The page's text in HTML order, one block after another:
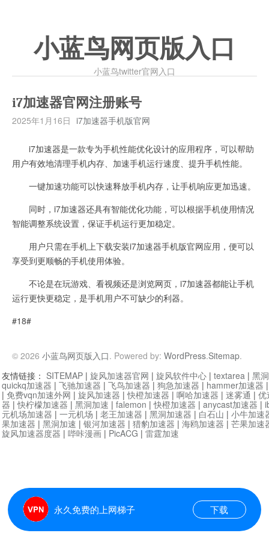
小蓝鸟网页版入口
小蓝鸟twitter官网入口
i7加速器官网注册账号
2025年1月16日 i7加速器手机版官网
i7加速器是一款专为手机性能优化设计的应用程序，可以帮助
用户有效地清理手机内存、加速手机运行速度、提升手机性能。
一键加速功能可以快速释放手机内存，让手机响应更加迅速。
同时，i7加速器还具有智能优化功能，可以根据手机使用情况
智能调整系统设置，保证手机运行更加稳定。
用户只需在手机上下载安装i7加速器手机版官网应用，便可以
享受到更顺畅的手机使用体验。
不论是在玩游戏、看视频还是浏览网页，i7加速器都能让手机
运行更快更稳定，是手机用户不可缺少的利器。
#18#
© 2026 小蓝鸟网页版入口. Powered by: WordPress.Sitemap.
永久免费的上网梯子 下载
友情链接： SITEMAP | 旋风加速器官网 | 旋风软件中心 | textarea | 黑
quickq加速器 | 飞驰加速器 | 飞鸟加速器 | 狗急加速器 | hammer加速器
| 免费vqn加速外网 | 旋风加速器 |快橙加速器 | 啊哈加速器 | 迷雾通 | 优
器 |快柠檬加速器 | 黑洞加速 | falemon |快橙加速器 | anycast加速器 |
元机场加速器 | 一元机场 | 老王加速器 | 黑洞加速器 | 白石山 | 小牛加速
果加速器 | 黑洞加速 | 银河加速器 | 猎豹加速器 | 海鸥加速器 | 芒果加速
旋风加速器度器 | 哔咔漫画 | PicACG | 雷霆加速